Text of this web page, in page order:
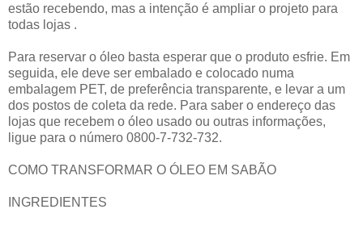
estão recebendo, mas a intenção é ampliar o projeto para
todas lojas .
Para reservar o óleo basta esperar que o produto esfrie. Em
seguida, ele deve ser embalado e colocado numa
embalagem PET, de preferência transparente, e levar a um
dos postos de coleta da rede. Para saber o endereço das
lojas que recebem o óleo usado ou outras informações,
ligue para o número 0800-7-732-732.
COMO TRANSFORMAR O ÓLEO EM SABÃO
INGREDIENTES